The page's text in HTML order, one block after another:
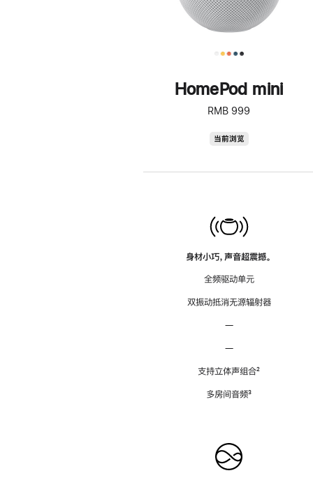
HomePod mini
RMB 999
当前浏览
身材小巧，声音超震撼。
全频驱动单元
双振动抵消无源辐射器
—
—
支持立体声组合脚
²
多房间音频脚
³